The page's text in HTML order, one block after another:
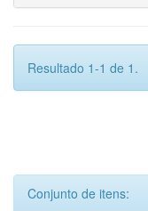
Resultado 1-1 de 1.
Conjunto de itens: